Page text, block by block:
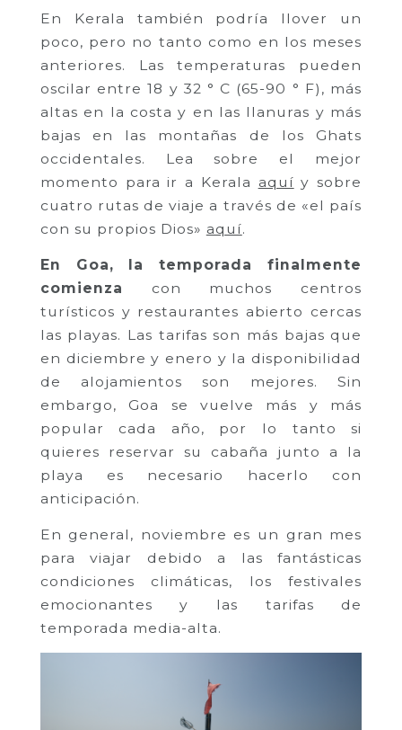
En Kerala también podría llover un
poco, pero no tanto como en los meses
anteriores. Las temperaturas pueden
oscilar entre 18 y 32 ° C (65-90 ° F), más
altas en la costa y en las llanuras y más
bajas en las montañas de los Ghats
occidentales. Lea sobre el mejor
momento para ir a Kerala aquí y sobre
cuatro rutas de viaje a través de «el país
con su propios Dios» aquí.
En Goa, la temporada finalmente
comienza con muchos centros
turísticos y restaurantes abierto cercas
las playas. Las tarifas son más bajas que
en diciembre y enero y la disponibilidad
de alojamientos son mejores. Sin
embargo, Goa se vuelve más y más
popular cada año, por lo tanto si
quieres reservar su cabaña junto a la
playa es necesario hacerlo con
anticipación.
En general, noviembre es un gran mes
para viajar debido a las fantásticas
condiciones climáticas, los festivales
emocionantes y las tarifas de
temporada media-alta.